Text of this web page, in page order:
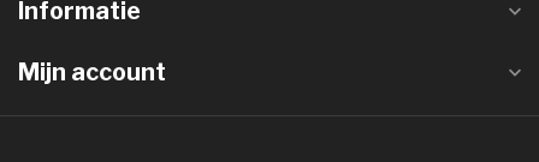
Informatie
Mijn account